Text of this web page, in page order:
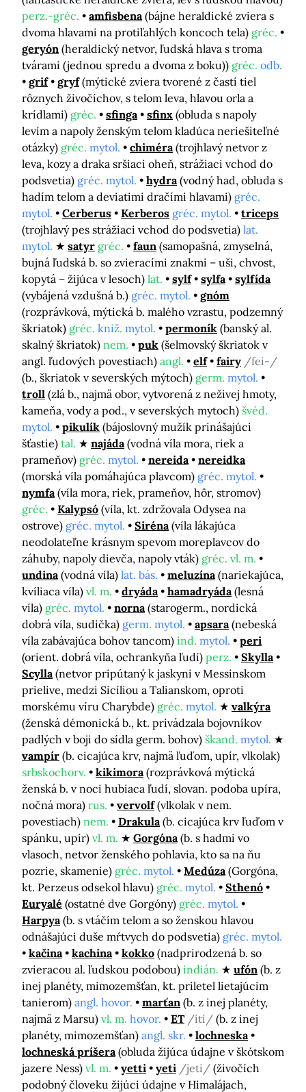
perz.-gréc.
amfisbena (bájne heraldické zviera s
dvoma hlavami na protiľahlých koncoch tela) gréc.
geryón (heraldický netvor, ľudská hlava s troma
tvárami (jednou spredu a dvoma z boku)) gréc. odb.
grif
gryf (mýtické zviera tvorené z častí tiel
rôznych živočíchov, s telom leva, hlavou orla a
krídlami) gréc. sfinga sfinx (obluda s napoly
levím a napoly ženským telom kladúca neriešiteľné
otázky) gréc. mytol. chiméra (trojhlavý netvor z
leva, kozy a draka sršiaci oheň, strážiaci vchod do
podsvetia) gréc. mytol. hydra (vodný had, obluda s
hadím telom a deviatimi dračími hlavami) gréc.
mytol.
Cerberus Kerberos gréc. mytol.
triceps
(trojhlavý pes strážiaci vchod do podsvetia) lat.
mytol.
satyr gréc. faun (samopašná, zmyselná,
bujná ľudská b. so zvieracími znakmi – uši, chvost,
kopytá – žijúca v lesoch) lat. sylf sylfa
sylfída
(vybájená vzdušná b.) gréc. mytol.
gnóm
(rozprávková, mýtická b. malého vzrastu, podzemný
škriatok) gréc. kniž. mytol. permoník (banský al.
skalný škriatok) nem. puk (šelmovský škriatok v
angl. ľudových povestiach) angl. elf fairy /fei-/
(b., škriatok v severských mýtoch) germ. mytol.
troll (zlá b., najmä obor, vytvorená z neživej hmoty,
kameňa, vody a pod., v severských mytoch) švéd.
mytol.
pikulík (bájoslovný mužík prinášajúci
šťastie) tal. najáda (vodná víla mora, riek a
prameňov) gréc. mytol. nereida
nereidka
(morská víla pomáhajúca plavcom) gréc. mytol.
nymfa (víla mora, riek, prameňov, hôr, stromov)
gréc.
Kalypsó (víla, kt. zdržovala Odysea na
ostrove) gréc. mytol. Siréna (víla lákajúca
neodolateľne krásnym spevom moreplavcov do
záhuby, napoly dievča, napoly vták) gréc. vl. m.
undina (vodná víla) lat. bás. meluzína (nariekajúca,
kvíliaca víla) vl. m. dryáda hamadryáda (lesná
víla) gréc. mytol. norna (starogerm., nordická
dobrá víla, sudička) germ. mytol. apsara (nebeská
víla zabávajúca bohov tancom) ind. mytol.
peri
(orient. dobrá víla, ochrankyňa ľudí) perz.
Skylla
Scylla (netvor pripútaný k jaskyni v Messinskom
prielive, medzi Sicíliou a Talianskom, oproti
morskému víru Charybde) gréc. mytol.
valkýra
(ženská démonická b., kt. privádzala bojovníkov
padlých v boji do sídla germ. bohov) škand. mytol.
vampír (b. cicajúca krv, najmä ľuďom, upír, vlkolak)
srbskochorv.
kikimora (rozprávková mýtická
ženská b. v noci hubiaca ľudí, slovan. podoba upíra,
nočná mora) rus. vervolf (vlkolak v nem.
povestiach) nem. Drakula (b. cicajúca krv ľuďom v
spánku, upír) vl. m. Gorgóna (b. s hadmi vo
vlasoch, netvor ženského pohlavia, kto sa na ňu
pozrie, skamenie) gréc. mytol. Medúza (Gorgóna,
kt. Perzeus odsekol hlavu) gréc. mytol.
Sthenó
Euryalé (ostatné dve Gorgóny) gréc. mytol.
Harpya (b. s vtáčím telom a so ženskou hlavou
odnášajúci duše mŕtvych do podsvetia) gréc. mytol.
kačina
kachina kokko (nadprirodzená b. so
zvieracou al. ľudskou podobou) indián. ufón (b. z
inej planéty, mimozemšťan, kt. priletel lietajúcim
tanierom) angl. hovor. marťan (b. z inej planéty,
najmä z Marsu) vl. m. hovor. ET /ítí/ (b. z inej
planéty, mimozemšťan) angl. skr.
lochneska
lochneská príšera (obluda žijúca údajne v škótskom
jazere Ness) vl. m. yetti yeti /jeti/ (živočích
podobný človeku žijúci údajne v Himalájach,